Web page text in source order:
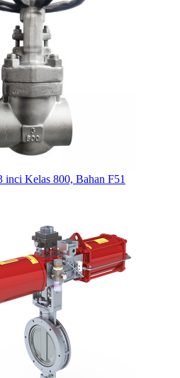
inci Kelas 800, Bahan F51